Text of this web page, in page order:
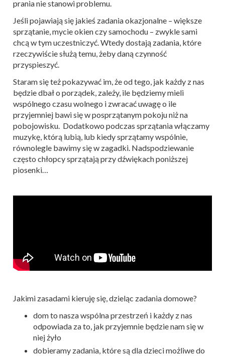
prania nie stanowi problemu.
Jeśli pojawiają się jakieś zadania okazjonalne – większe
sprzątanie, mycie okien czy samochodu – zwykle sami
chcą w tym uczestniczyć. Wtedy dostają zadania, które
rzeczywiście służą temu, żeby daną czynność
przyspieszyć.
Staram się też pokazywać im, że od tego, jak każdy z nas
będzie dbał o porządek, zależy, ile będziemy mieli
wspólnego czasu wolnego i zwracać uwagę o ile
przyjemniej bawi się w posprzątanym pokoju niż na
pobojowisku. Dodatkowo podczas sprzątania włączamy
muzykę, którą lubią, lub kiedy sprzątamy wspólnie,
równolegle bawimy się w zagadki. Nadspodziewanie
często chłopcy sprzątają przy dźwiękach poniższej
piosenki…
Jakimi zasadami kieruję się, dzieląc zadania domowe?
dom to nasza wspólna przestrzeń i każdy z nas
odpowiada za to, jak przyjemnie będzie nam się w
niej żyło
dobieramy zadania, które są dla dzieci możliwe do